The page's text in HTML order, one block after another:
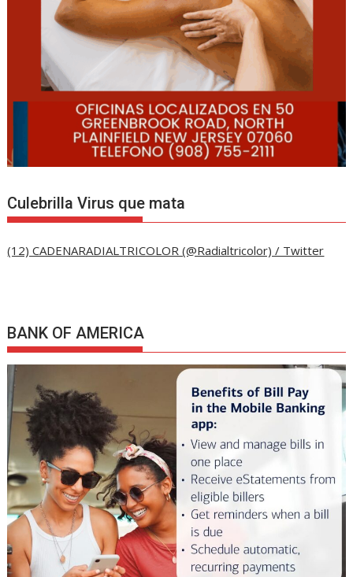
Culebrilla Virus que mata
(12) CADENARADIALTRICOLOR (@Radialtricolor) / Twitter
BANK OF AMERICA